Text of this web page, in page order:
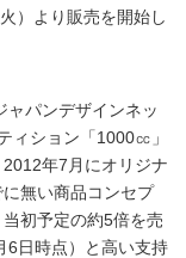
）より販売を開始し
パンデザインネッ
ィション「1000㏄」
年7月にオリジナ
無い商品コンセプ
初予定の約5倍を売
6日時点）と高い支持